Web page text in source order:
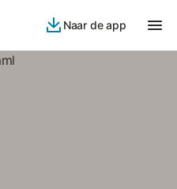
Naar de app